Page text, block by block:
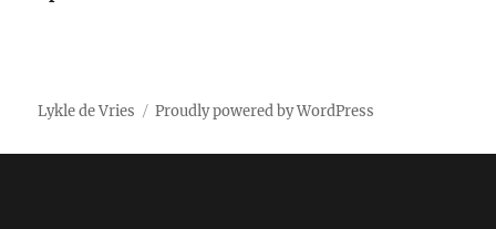
Lykle de Vries Proudly powered by WordPress